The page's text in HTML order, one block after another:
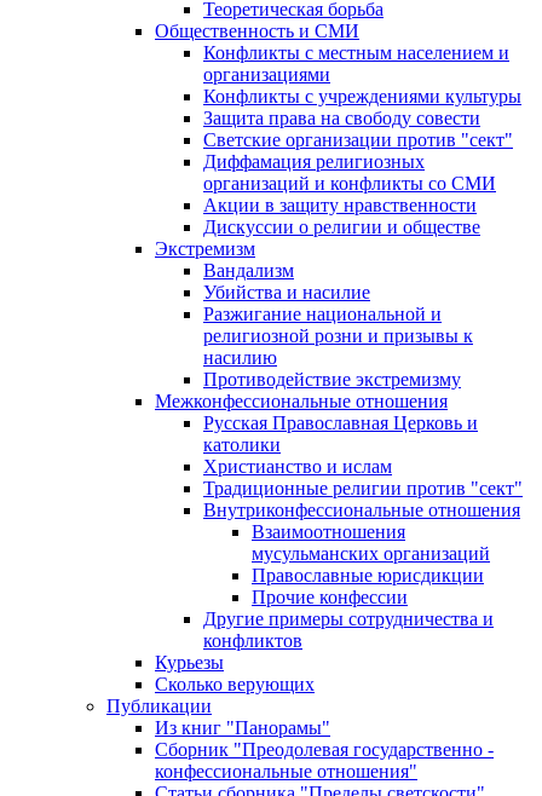
Теоретическая борьба
Общественность и СМИ
Конфликты с местным населением и
организациями
Конфликты с учреждениями культуры
Защита права на свободу совести
Светские организации против "сект"
Диффамация религиозных
организаций и конфликты со СМИ
Акции в защиту нравственности
Дискуссии о религии и обществе
Экстремизм
Вандализм
Убийства и насилие
Разжигание национальной и
религиозной розни и призывы к
насилию
Противодействие экстремизму
Межконфессиональные отношения
Русская Православная Церковь и
католики
Христианство и ислам
Традиционные религии против "сект"
Внутриконфессиональные отношения
Взаимоотношения
мусульманских организаций
Православные юрисдикции
Прочие конфессии
Другие примеры сотрудничества и
конфликтов
Курьезы
Сколько верующих
Публикации
Из книг "Панорамы"
Сборник "Преодолевая государственно -
конфессиональные отношения"